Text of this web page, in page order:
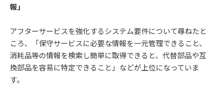
報」
アフターサービスを強化するシステム要件について尋ねたと
ころ、「保守サービスに必要な情報を一元管理できること、
消耗品等の情報を検索し簡単に取得できると、代替部品や互
換部品を容易に特定できること」などが上位になっていま
す。